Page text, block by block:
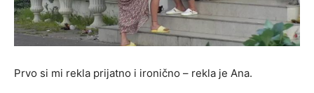
Prvo si mi rekla prijatno i ironično – rekla je Ana.